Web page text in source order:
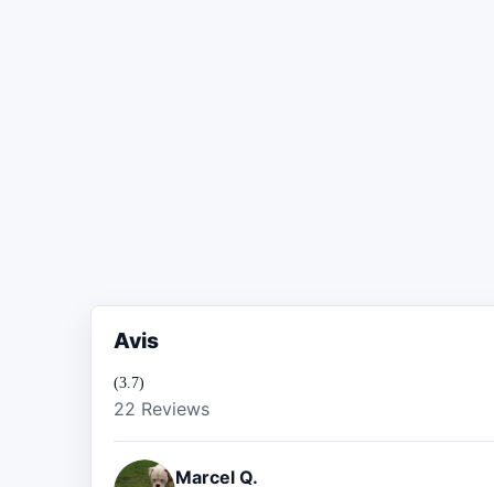
Avis
(3.7)
22 Reviews
Marcel Q.